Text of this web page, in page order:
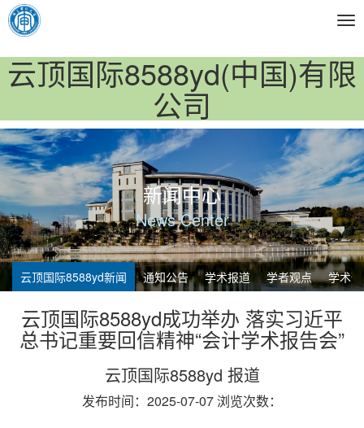
云顶国际8588yd(中国)有限
公司
新闻中心
News Center
云顶国际8588yd新闻 通知公告 学术报道 学者观点 学术
云顶国际8588yd成功举办 落实习近平
总书记重要回信精神“会计学术报告会”
云顶国际8588yd 报道
发布时间：2025-07-07 浏览次数：